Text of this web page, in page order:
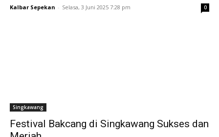
Kalbar Sepekan - Selasa, 3 Juni 2025 7:28 pm 0
Singkawang
Festival Bakcang di Singkawang Sukses dan